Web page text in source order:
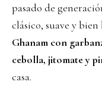
pasado de
clásico, suave y
Ghanam con
cebolla, jitomate y
casa.